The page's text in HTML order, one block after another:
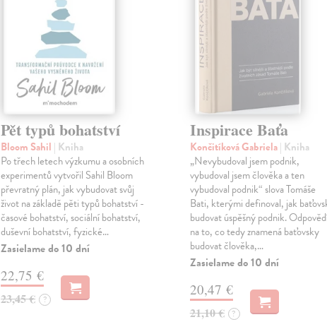
Pět typů bohatství
Bloom Sahil | Kniha
Po třech letech výzkumu a osobních
experimentů vytvořil Sahil Bloom
převratný plán, jak vybudovat svůj
život na základě pěti typů bohatství -
časové bohatství, sociální bohatství,
duševní bohatství, fyzické…
Zasielame do 10 dní
22,75 €
23,45 € ?
Inspirace Baťa
Končitíková Gabriela| Kniha
„Nevybudoval jsem podnik,
vybudoval jsem člověka a ten
vybudoval podnik“ slova Tomáše
Bati, kterými definoval, jak
budovat úspěšný podnik.
na to, co tedy znamená baťovsky
budovat člověka,…
Zasielame do 10 dní
20,47 €
21,10 € ?